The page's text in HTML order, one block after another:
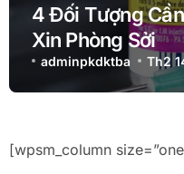
4 Đối Tượng
Xin Phòng Sởi
adminpkdktba Th2
[wpsm_column